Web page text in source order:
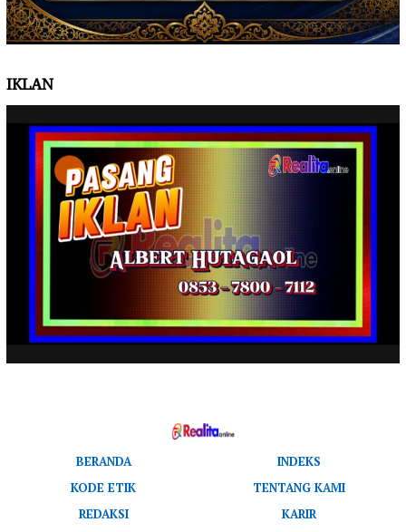
IKLAN
BERANDA
INDEKS
KODE ETIK
TENTANG KAMI
REDAKSI
KARIR